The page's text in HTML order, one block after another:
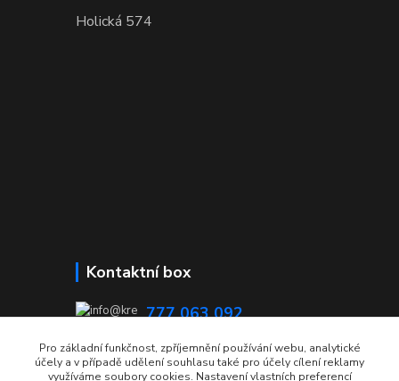
Holická 574
Kontaktní box
777 063 092
info@krecmer.cz
Pro základní funkčnost, zpříjemnění používání webu, analytické
účely a v případě udělení souhlasu také pro účely cílení reklamy
využíváme soubory cookies. Nastavení vlastních preferencí